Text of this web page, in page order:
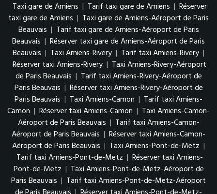
Taxi gare de Amiens | Tarif taxi gare de Amiens | Réserver
taxi gare de Amiens | Taxi gare de Amiens-Aéroport de Paris
Beauvais | Tarif taxi gare de Amiens-Aéroport de Paris
Beauvais | Réserver taxi gare de Amiens-Aéroport de Paris
Beauvais | Taxi Amiens-Rivery | Tarif taxi Amiens-Rivery |
Réserver taxi Amiens-Rivery | Taxi Amiens-Rivery-Aéroport
de Paris Beauvais | Tarif taxi Amiens-Rivery-Aéroport de
Paris Beauvais | Réserver taxi Amiens-Rivery-Aéroport de
Paris Beauvais | Taxi Amiens-Camon | Tarif taxi Amiens-
Camon | Réserver taxi Amiens-Camon | Taxi Amiens-Camon-
Aéroport de Paris Beauvais | Tarif taxi Amiens-Camon-
Aéroport de Paris Beauvais | Réserver taxi Amiens-Camon-
Aéroport de Paris Beauvais | Taxi Amiens-Pont-de-Metz |
Tarif taxi Amiens-Pont-de-Metz | Réserver taxi Amiens-
Pont-de-Metz | Taxi Amiens-Pont-de-Metz-Aéroport de
Paris Beauvais | Tarif taxi Amiens-Pont-de-Metz-Aéroport